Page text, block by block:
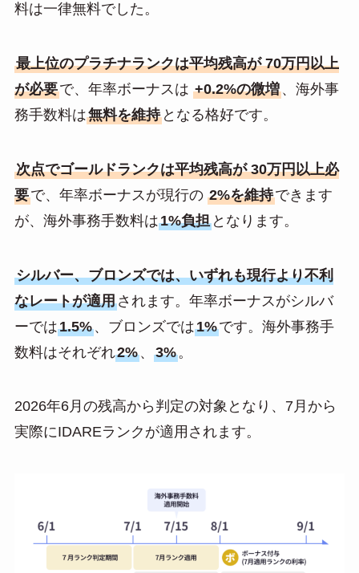
料は一律無料でした。
最上位のプラチナランクは平均残高が 70万円以上
が必要で、年率ボーナスは +0.2%の微増、海外事
務手数料は無料を維持となる格好です。
次点でゴールドランクは平均残高が 30万円以上必
要で、年率ボーナスが現行の 2%を維持できます
が、海外事務手数料は1%負担となります。
シルバー、ブロンズでは、いずれも現行より不利
なレートが適用されます。年率ボーナスがシルバ
ーでは1.5%、ブロンズでは1%です。海外事務手
数料はそれぞれ2%、 3%。
2026年6月の残高から判定の対象となり、7月から
実際にIDAREランクが適用されます。